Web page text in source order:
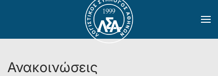
Skip to main content
Ανακοινώσεις